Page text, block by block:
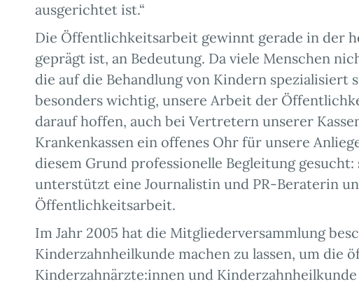
ausgerichtet ist.“
Die Öffentlichkeitsarbeit gewinnt gerade in der
geprägt ist, an Bedeutung. Da viele Menschen
die auf die Behandlung von Kindern spezialisiert
besonders wichtig, unsere Arbeit der
darauf hoffen, auch bei Vertretern unserer
Krankenkassen ein offenes Ohr für unsere
diesem Grund professionelle Begleitung gesucht:
unterstützt eine Journalistin und PR-Beraterin
Öffentlichkeitsarbeit.
Im Jahr 2005 hat die Mitgliederversammlung
Kinderzahnheilkunde machen zu lassen, um die
Kinderzahnärzte:innen und